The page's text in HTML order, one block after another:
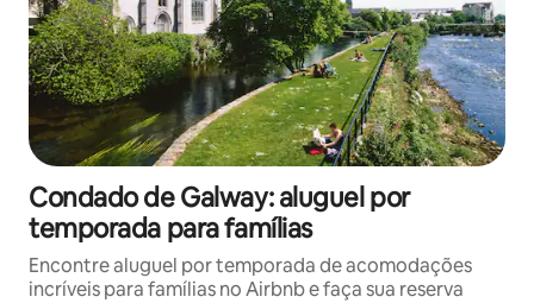
Condado de Galway: aluguel por
temporada para famílias
Encontre aluguel por temporada de acomodações
incríveis para famílias no Airbnb e faça sua reserva